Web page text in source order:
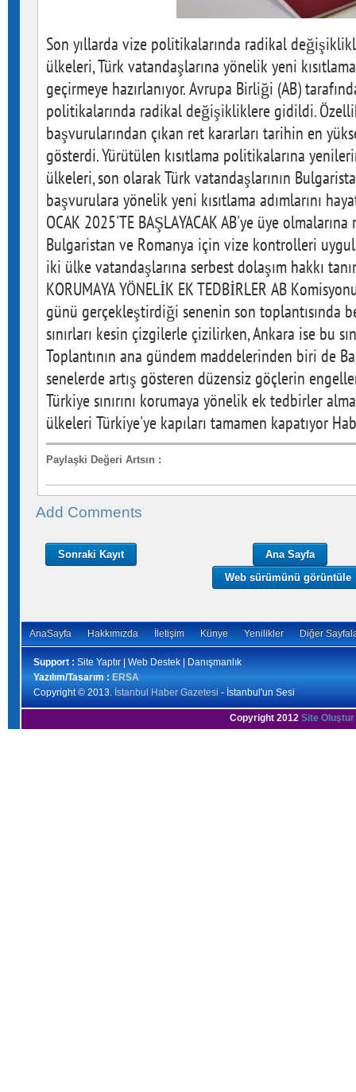
Son yıllarda vize politikalarında radikal
ülkeleri, Türk vatandaşlarına yönelik yeni
geçirmeye hazırlanıyor. Avrupa Birliği (AB)
politikalarında radikal değişikliklere gidildi.
başvurularından çıkan ret kararları tarihin en
gösterdi. Yürütülen kısıtlama politikalarına
ülkeleri, son olarak Türk vatandaşlarının
başvurulara yönelik yeni kısıtlama adımlarını
OCAK 2025'TE BAŞLAYACAK AB'ye üye
Bulgaristan ve Romanya için vize kontrolleri
iki ülke vatandaşlarına serbest dolaşım hakkı
KORUMAYA YÖNELİK EK TEDBİRLER AB
günü gerçekleştirdiği senenin son toplantısında
sınırları kesin çizgilerle çizilirken, Ankara ise bu
Toplantının ana gündem maddelerinden biri de
senelerde artış gösteren düzensiz göçlerin
Türkiye sınırını korumaya yönelik ek tedbirler
ülkeleri Türkiye'ye kapıları tamamen kapatıyor
Paylaşki Değeri Artsın :
Add Comments
Sonraki Kayıt
Ana Sayfa
Web sürümünü görüntüle
AnaSayfa Hakkımızda İletişim Künye Yenilikler Diğer
Support : Site Yaptır | Web Destek | Danışmanlık
Yazılım/Tasarım : ERSA
Copyright © 2013. İstanbul Haber Gazetesi - İstanbul'un Sesi
Copyright 2012 Site Oluştur